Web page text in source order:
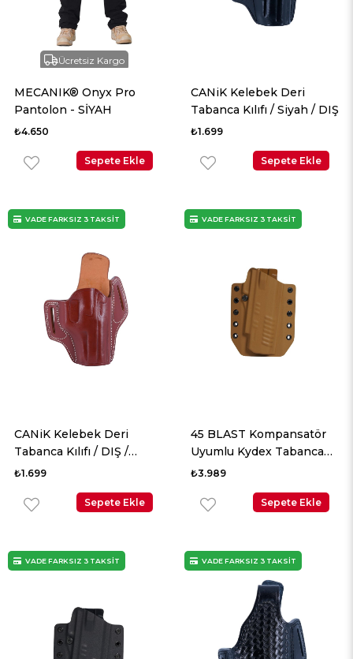
Ücretsiz Kargo
MECANIK® Onyx Pro
Pantolon - SİYAH
₺4.650
Sepete Ekle
CANiK Kelebek Deri
Tabanca Kılıfı / Siyah / DIŞ
₺1.699
Sepete Ekle
CANiK Kelebek Deri
Tabanca Kılıfı / DIŞ /
KAHVERENGİ
₺1.699
Sepete Ekle
VADE FARKSIZ 3 TAKSİT
45 BLAST Kompansatör
Uyumlu Kydex Tabanca
Kılıfı / SAHRA / DIŞ
₺3.989
Sepete Ekle
VADE FARKSIZ 3 TAKSİT
VADE FARKSIZ 3 TAKSİT VADE FARKSIZ 3 TAKSİT